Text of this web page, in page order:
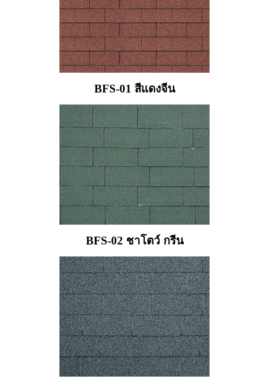
BFS-01 สีแดงจีน
BFS-02 ชาโตว์ กรีน